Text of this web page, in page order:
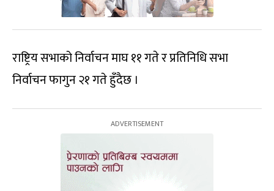
राष्ट्रिय सभाको निर्वाचन माघ ११ गते र प्रतिनिधि सभा
निर्वाचन फागुन २१ गते हुँदैछ ।